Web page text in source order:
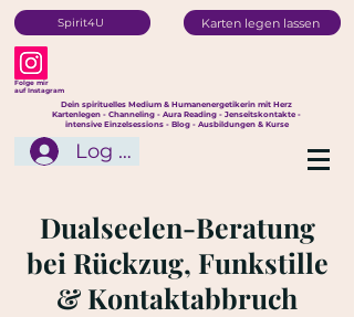
Spirit4U Karten legen lassen
Folge mir
auf Instagram
Dein spirituelles Medium & Humanenergetikerin mit Herz
Kartenlegen - Channeling - Aura Reading - Jenseitskontakte -
intensive Einzelsessions - Blog - Ausbildungen & Kurse
Log In
Dualseelen-Beratung
bei Rückzug, Funkstille
& Kontaktabbruch